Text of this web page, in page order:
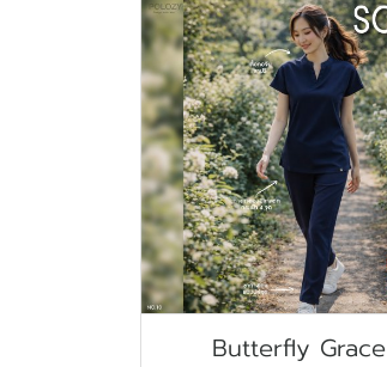
Butterfly Grace